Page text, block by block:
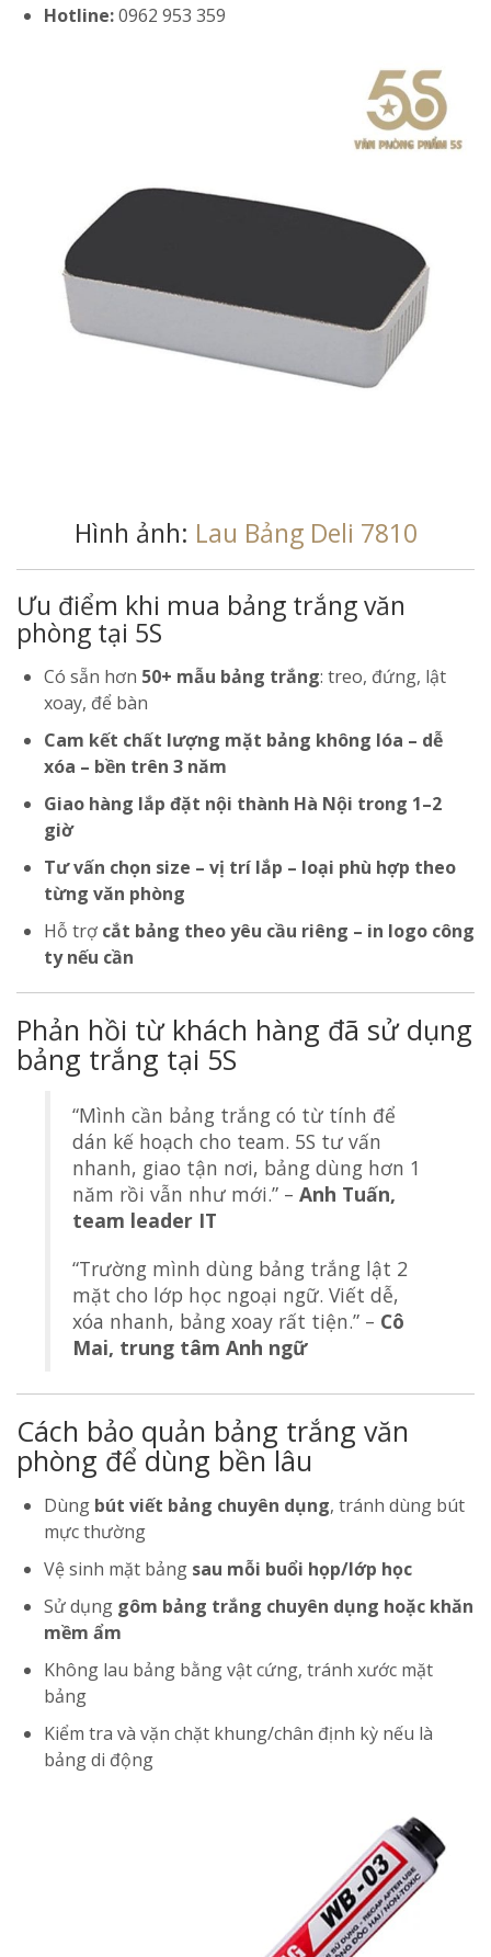
Hotline:0962 953 359
Hình ảnh: Lau Bảng Deli 7810
Ưu điểm khi mua bảng trắng văn
phòng tại 5S
Có sẵn hơn 50+ mẫu bảng trắng: treo, đứng, lật
xoay, để bàn
Cam kết chất lượng mặt bảng không lóa – dễ
xóa – bền trên 3 năm
Giao hàng lắp đặt nội thành Hà Nội trong 1–2
giờ
Tư vấn chọn size – vị trí lắp – loại phù hợp theo
từng văn phòng
Hỗ trợ cắt bảng theo yêu cầu riêng – in logo công
ty nếu cần
Phản hồi từ khách hàng đã sử dụng
bảng trắng tại 5S
“Mình cần bảng trắng có từ tính để
dán kế hoạch cho team. 5S tư vấn
nhanh, giao tận nơi, bảng dùng hơn 1
năm rồi vẫn như mới.” –Anh Tuấn,
team leader IT
“Trường mình dùng bảng trắng lật 2
mặt cho lớp học ngoại ngữ. Viết dễ,
xóa nhanh, bảng xoay rất tiện.” – Cô
Mai, trung tâm Anh ngữ
Cách bảo quản bảng trắng văn
phòng để dùng bền lâu
Dùng bút viết bảng chuyên dụng, tránh dùng bút
mực thường
Vệ sinh mặt bảng sau mỗi buổi họp/lớp học
Sử dụng gôm bảng trắng chuyên dụng hoặc khăn
mềm ẩm
Không lau bảng bằng vật cứng, tránh xước mặt
bảng
Kiểm tra và vặn chặt khung/chân định kỳ nếu là
bảng di động